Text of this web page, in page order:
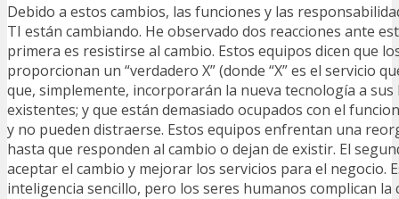
Debido a estos cambios, las funciones y las
TI están cambiando. He observado dos reacciones ante
primera es resistirse al cambio. Estos equipos dicen que
proporcionan un “verdadero X” (donde “X” es el servicio
que, simplemente, incorporarán la nueva tecnología a
existentes; y que están demasiado ocupados con el
y no pueden distraerse. Estos equipos enfrentan una
hasta que responden al cambio o dejan de existir. El
aceptar el cambio y mejorar los servicios para el negocio.
inteligencia sencillo, pero los seres humanos complican la